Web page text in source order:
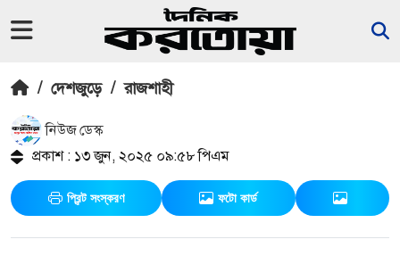
/ দেশজুড়ে / রাজশাহী
নিউজ ডেস্ক
প্রকাশ : ১৩ জুন, ২০২৫ ০৯:৫৮ পিএম
প্রিন্ট সংস্করণ ফটো কার্ড